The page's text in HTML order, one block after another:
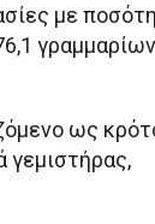
με
ως
γεμιστήρας,